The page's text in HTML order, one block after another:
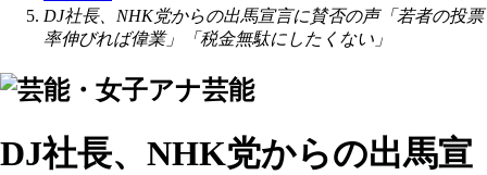
DJ社長、NHK党からの出馬宣言に賛否の声「若者の投票
率伸びれば偉業」「税金無駄にしたくない」
芸能
DJ社長、NHK党からの出馬宣